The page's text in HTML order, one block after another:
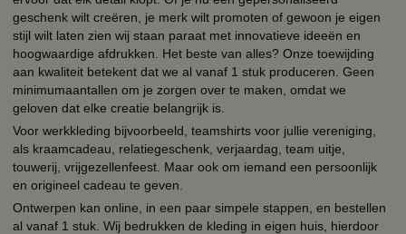
geschenk wilt creëren, je merk wilt promoten of gewoon je eigen
stijl wilt laten zien wij staan paraat met innovatieve ideeën en
hoogwaardige afdrukken. Het beste van alles? Onze toewijding
aan kwaliteit betekent dat we al vanaf 1 stuk produceren. Geen
minimumaantallen om je zorgen over te maken, omdat we
geloven dat elke creatie belangrijk is.
Voor werkkleding bijvoorbeeld, teamshirts voor jullie vereniging,
als kraamcadeau, relatiegeschenk, verjaardag, team uitje,
touwerij, vrijgezellenfeest. Maar ook om iemand een persoonlijk
en origineel cadeau te geven.
Ontwerpen kan online, in een paar simpele stappen, en bestellen
al vanaf 1 stuk. Wij bedrukken de kleding in eigen huis, hierdoor